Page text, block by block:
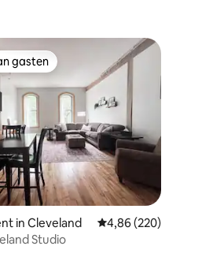
4,86 op 5, 192 recensies
gasten
gasten
in Cleveland Gemiddelde
4,86 (220)
Studio